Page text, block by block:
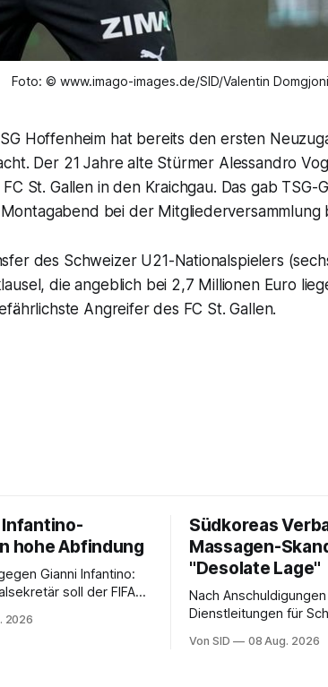
Foto: © www.imago-images.de/SID/Valentin Domgjoni
Hoffenheim hat bereits den ersten
Der 21 Jahre alte Stürmer Alessandro
St. Gallen in den Kraichgau. Das gab TSG-
bei der Mitgliederversammlung
des Schweizer U21-Nationalspielers
die angeblich bei 2,7 Millionen Euro
Angreifer des FC St. Gallen.
Infantino-
hohe Abfindung
Gianni Infantino:
soll der FIFA-
haben.
2026
Südkoreas
Massagen-
"Desolate Lage"
Nach
Dienstleitungen für
Entschuldigung.
Von SID 08 Aug. 2026